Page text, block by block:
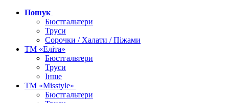
Пошук
Бюстгальтери
Труси
Сорочки / Халати / Піжами
ТМ «Еліта»
Бюстгальтери
Труси
Інше
ТМ «Misstyle»
Бюстгальтери